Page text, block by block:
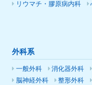
リウマチ・膠原病内科
外科系
一般外科 消化器外科
脳神経外科
整形外科